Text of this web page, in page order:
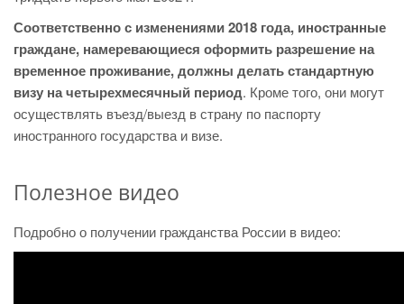
Соответственно с изменениями 2018 года, иностранные
граждане, намеревающиеся оформить разрешение на
временное проживание, должны делать стандартную
визу на четырехмесячный период. Кроме того, они могут
осуществлять въезд/выезд в страну по паспорту
иностранного государства и визе.
Полезное видео
Подробно о получении гражданства России в видео: